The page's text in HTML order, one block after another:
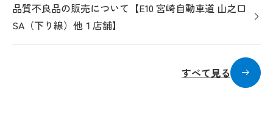
品質不良品の販売について【E10 宮崎自動車道 山之口
SA（下り線）他１店舗】
すべて見る